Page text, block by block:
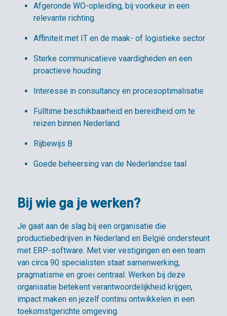
Afgeronde WO-opleiding, bij voorkeur in een
relevante richting
Affiniteit met IT en de maak- of logistieke sector
Sterke communicatieve vaardigheden en een
proactieve houding
Interesse in consultancy en procesoptimalisatie
Fulltime beschikbaarheid en bereidheid om te
reizen binnen Nederland
Rijbewijs B
Goede beheersing van de Nederlandse taal
Bij wie ga je werken?
Je gaat aan de slag bij een organisatie die
productiebedrijven in Nederland en België ondersteunt
met ERP-software. Met vier vestigingen en een team
van circa 90 specialisten staat samenwerking,
pragmatisme en groei centraal. Werken bij deze
organisatie betekent verantwoordelijkheid krijgen,
impact maken en jezelf continu ontwikkelen in een
toekomstgerichte omgeving.